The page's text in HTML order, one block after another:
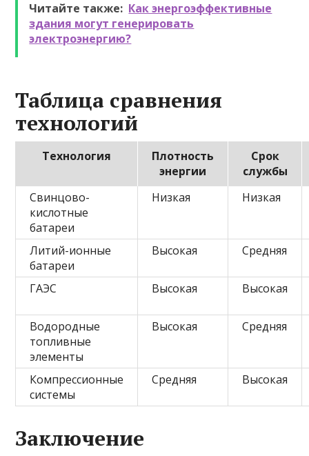
Читайте также: Как энергоэффективные
здания могут генерировать
электроэнергию?
Таблица сравнения
технологий
Технология
Плотность
энергии
Срок
службы
Свинцово-
кислотные
батареи
Низкая Низкая
Литий-ионные
батареи
Высокая Средняя
ГАЭС Высокая Высокая
Водородные
топливные
элементы
Высокая Средняя
Компрессионные
системы
Средняя Высокая
Заключение